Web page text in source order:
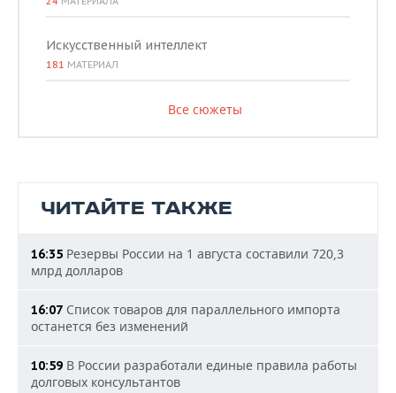
Искусственный интеллект
181 МАТЕРИАЛ
Все сюжеты
ЧИТАЙТЕ ТАКЖЕ
16:35 Резервы России на 1 августа составили 720,3
млрд долларов
16:07 Список товаров для параллельного импорта
останется без изменений
10:59 В России разработали единые правила работы
долговых консультантов